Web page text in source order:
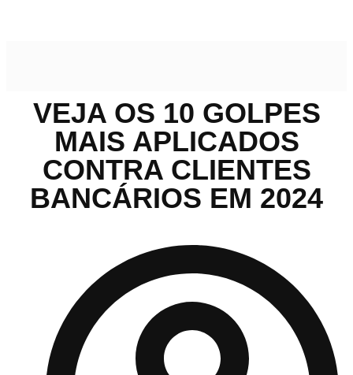
VEJA OS 10 GOLPES
MAIS APLICADOS
CONTRA CLIENTES
BANCÁRIOS EM 2024